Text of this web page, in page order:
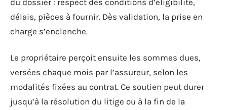
du dossier : respect des conditions d’éligibilité,
délais, pièces à fournir. Dès validation, la prise en
charge s’enclenche.
Le propriétaire perçoit ensuite les sommes dues,
versées chaque mois par l’assureur, selon les
modalités fixées au contrat. Ce soutien peut durer
jusqu’à la résolution du litige ou à la fin de la